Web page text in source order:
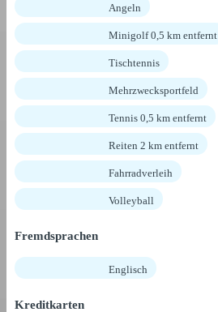
Angeln
Minigolf 0,5 km entfernt
Tischtennis
Mehrzwecksportfeld
Tennis 0,5 km entfernt
Reiten 2 km entfernt
Fahrradverleih
Volleyball
Fremdsprachen
Englisch
Kreditkarten